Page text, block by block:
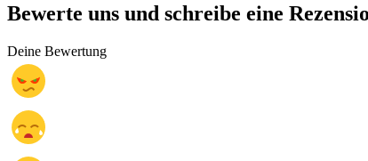
Bewerte uns und schreibe eine
Deine Bewertung